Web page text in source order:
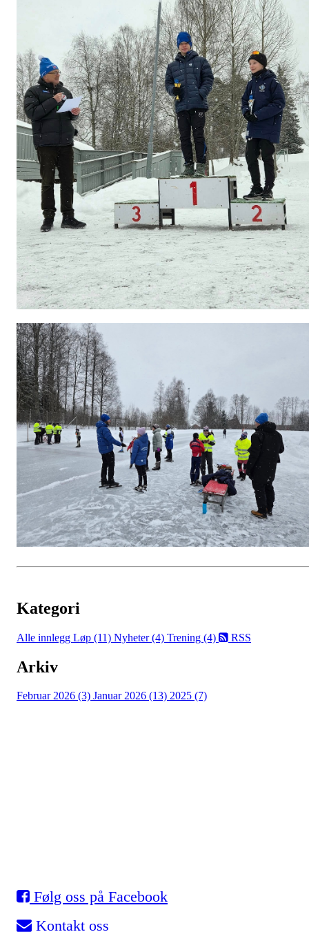
Kategori
Alle innlegg Løp (11) Nyheter (4) Trening (4) RSS
Arkiv
Februar 2026 (3) Januar 2026 (13) 2025 (7)
Følg oss på Facebook
Kontakt oss